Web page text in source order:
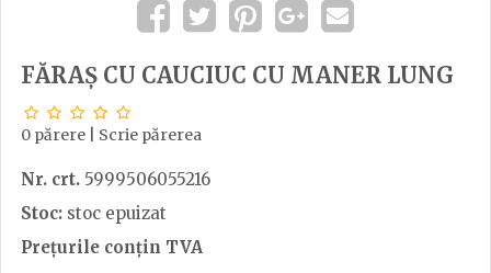
FĂRAȘ CU CAUCIUC CU MANER LUNG
0 părere Scrie părerea
Nr. crt. 5999506055216
Stoc: stoc epuizat
Prețurile conțin TVA